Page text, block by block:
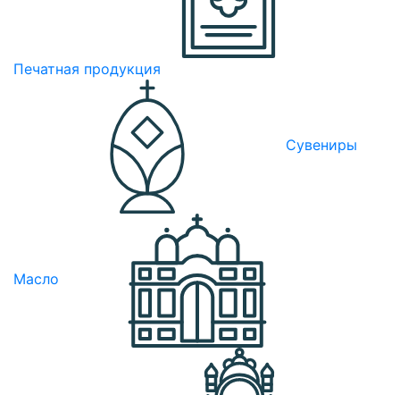
Печатная продукция
Сувениры
Масло